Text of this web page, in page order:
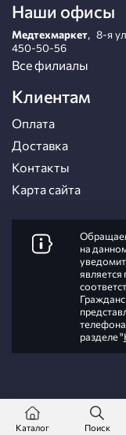
Наши офисы
Медтехмаркет, 8-я
450-50-56
Все филиалы
Клиентам
Оплата
Доставка
Контакты
Карта сайта
на
разделе "
Каталог Поиск